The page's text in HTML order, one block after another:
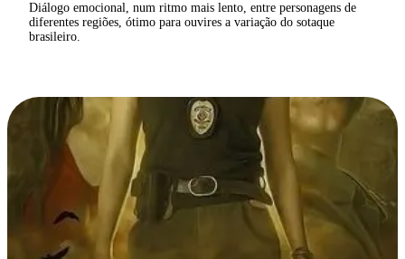
Diálogo emocional, num ritmo mais lento, entre personagens de
diferentes regiões, ótimo para ouvires a variação do sotaque
brasileiro.